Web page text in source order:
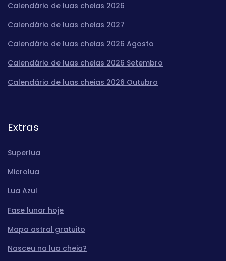
Calendário de luas cheias 2026
Calendário de luas cheias 2027
Calendário de luas cheias 2026 Agosto
Calendário de luas cheias 2026 Setembro
Calendário de luas cheias 2026 Outubro
Extras
Superlua
Microlua
Lua Azul
Fase lunar hoje
Mapa astral gratuito
Nasceu na lua cheia?